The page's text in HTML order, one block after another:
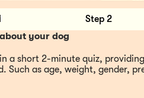
Step 2
your dog
a short 2-minute quiz,
Such as age, weight, gender,